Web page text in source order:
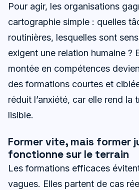
Pour agir, les organisations
cartographie simple : quelles
routinières, lesquelles sont
exigent une relation humaine ?
montée en compétences
des formations courtes et
réduit l’anxiété, car elle rend la
lisible.
Former vite, mais former
fonctionne sur le terrain
Les formations efficaces
vagues. Elles partent de cas